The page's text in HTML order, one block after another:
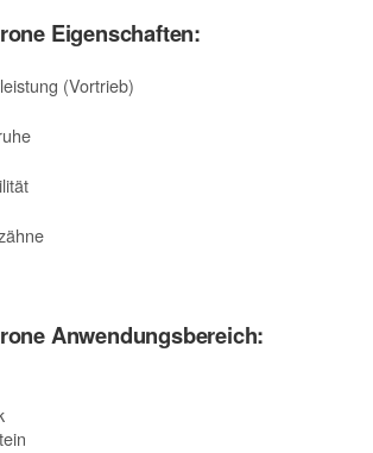
Eigenschaften:
(Vortrieb)
Anwendungsbereich: